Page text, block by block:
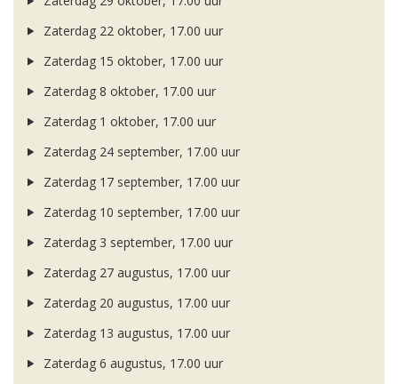
Zaterdag 22 oktober, 17.00 uur
Zaterdag 15 oktober, 17.00 uur
Zaterdag 8 oktober, 17.00 uur
Zaterdag 1 oktober, 17.00 uur
Zaterdag 24 september, 17.00 uur
Zaterdag 17 september, 17.00 uur
Zaterdag 10 september, 17.00 uur
Zaterdag 3 september, 17.00 uur
Zaterdag 27 augustus, 17.00 uur
Zaterdag 20 augustus, 17.00 uur
Zaterdag 13 augustus, 17.00 uur
Zaterdag 6 augustus, 17.00 uur